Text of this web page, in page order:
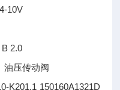
10V
2.0
油压传动阀
K201.1 150160A1321D